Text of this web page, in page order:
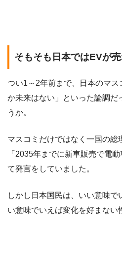
そもそも日本ではEVが
つい1～2年前まで、日本のマ
か未来はない」といった論調だ
うか。
マスコミだけではなく一国の総
「2035年までに新車販売で電
て発言をしていました。
しかし日本国民は、いい意味で
い意味でいえば変化を好まない